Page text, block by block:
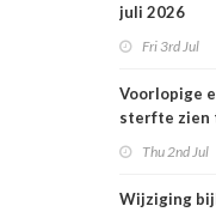
juli 2026
Fri 3rd Jul
Voorlopige
sterfte zien
Thu 2nd Jul
Wijziging